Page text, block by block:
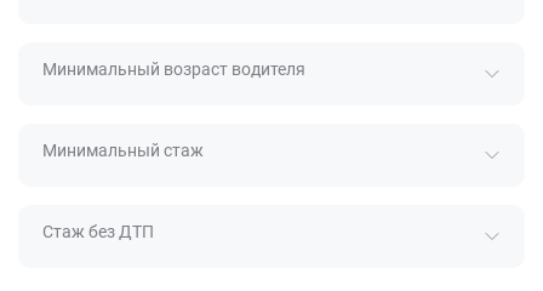
Минимальный возраст водителя
Минимальный стаж
Стаж без ДТП